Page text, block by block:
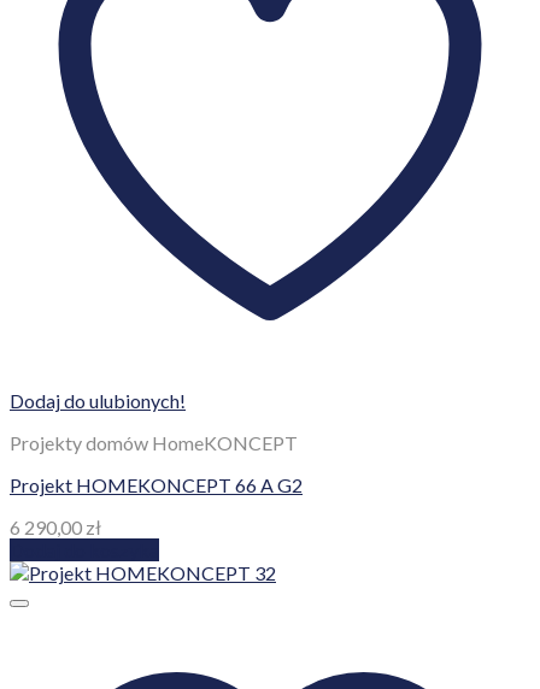
Dodaj do ulubionych!
Projekty domów HomeKONCEPT
Projekt HOMEKONCEPT 66 A G2
6 290,00 zł